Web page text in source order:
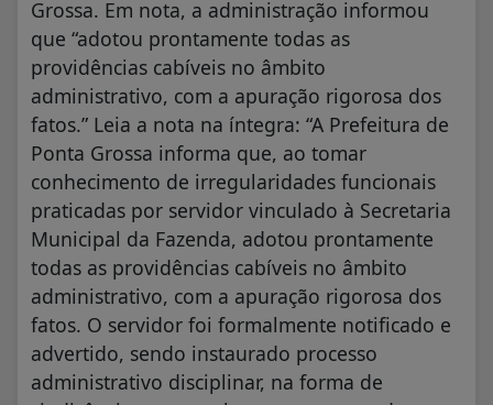
Grossa. Em nota, a administração informou
que “adotou prontamente todas as
providências cabíveis no âmbito
administrativo, com a apuração rigorosa dos
fatos.” Leia a nota na íntegra: “A Prefeitura de
Ponta Grossa informa que, ao tomar
conhecimento de irregularidades funcionais
praticadas por servidor vinculado à Secretaria
Municipal da Fazenda, adotou prontamente
todas as providências cabíveis no âmbito
administrativo, com a apuração rigorosa dos
fatos. O servidor foi formalmente notificado e
advertido, sendo instaurado processo
administrativo disciplinar, na forma de